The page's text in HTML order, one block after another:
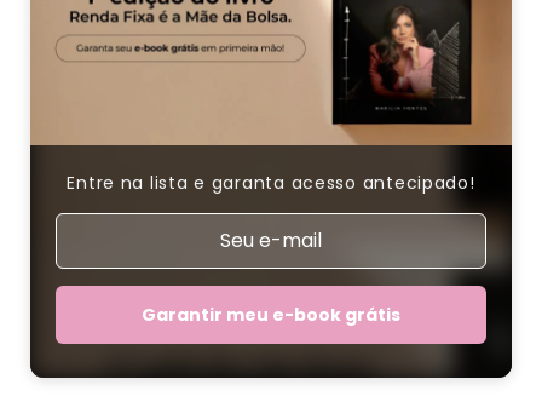
Entre na lista e garanta acesso antecipado!
Garantir meu e-book grátis